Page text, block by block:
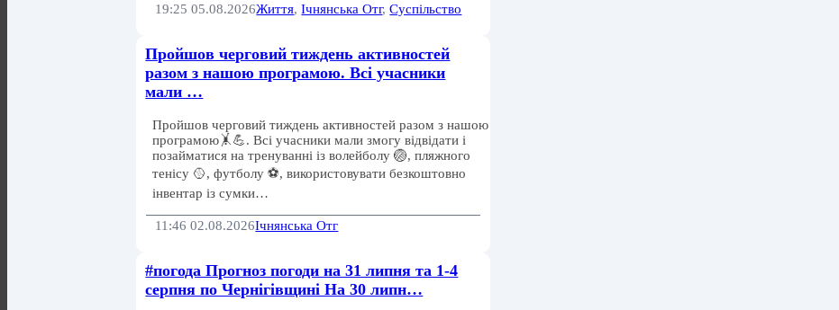
19:25 05.08.2026Життя,Ічнянська Отг,Суспільство
Пройшов черговий тиждень активностей
разом з нашою програмою. Всі учасники
мали …
Пройшов черговий тиждень активностей разом з нашою
програмою🤸💪. Всі учасники мали змогу відвідати і
позайматися на тренуванні із волейболу 🏐, пляжного
тенісу 🥎, футболу ⚽, використовувати безкоштовно
інвентар із сумки…
11:46 02.08.2026Ічнянська Отг
#погода Прогноз погоди на 31 липня та 1-4
серпня по Чернігівщині На 30 липн…